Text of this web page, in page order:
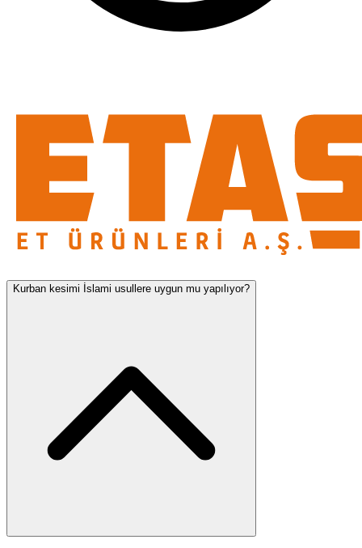
Kurban kesimi İslami usullere uygun mu yapılıyor?